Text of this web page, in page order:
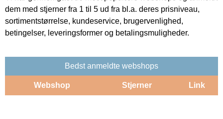
dem med stjerner fra 1 til 5 ud fra bl.a. deres prisniveau,
sortimentstørrelse, kundeservice, brugervenlighed,
betingelser, leveringsformer og betalingsmuligheder.
Bedst anmeldte webshops
Webshop Stjerner Link